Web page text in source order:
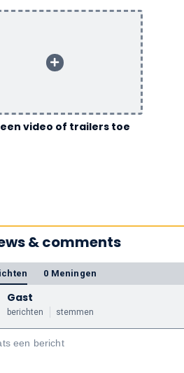
video of trailers toe
& comments
0 Meningen
Gast
berichten stemmen